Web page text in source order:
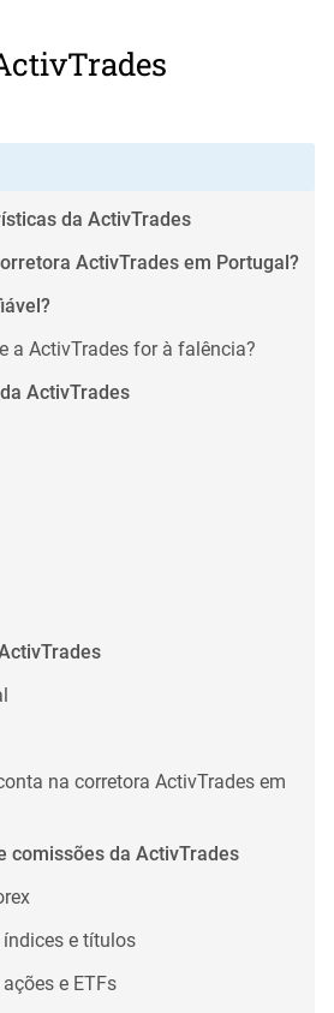
da ActivTrades
ActivTrades em Portugal?
a ActivTrades for à falência?
ActivTrades
na corretora ActivTrades em
comissões da ActivTrades
e títulos
e ETFs